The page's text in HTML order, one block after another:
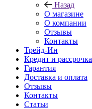
Назад
О магазине
О компании
Отзывы
Контакты
Трейд-Ин
Кредит и рассрочка
Гарантия
Доставка и оплата
Отзывы
Контакты
Статьи